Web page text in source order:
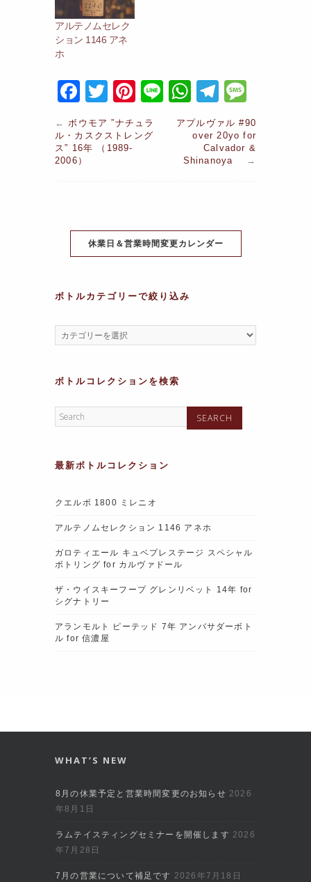
アルテノムセレク
ション 1146 アネ
ホ
F
a
c
e
o
k
T
w
itt
er
Pi
nt
er
Li
W
h
at
s
p
T
el
e
gr
e
s
s
←ボウモア ”ナチュラ
ル・カスクストレング
ス” 16年 （1989-
2006）
アプルヴァル #90
over 20yo for
Calvador &
Shinanoya
→
休業日＆営業時間変更カレンダー
ボトルカテゴリーで絞り込み
ボトルコレクションを検索
最新ボトルコレクション
クエルボ 1800 ミレニオ
アルテノムセレクション 1146 アネホ
ガロティエール キュベプレステージ スペシャル
ボトリング for カルヴァドール
ザ・ウイスキーフープ グレンリベット 14年 for
シグナトリー
アランモルト ピーテッド 7年 アンバサダーボト
ル for 信濃屋
WHAT’S NEW
8月の休業予定と営業時間変更のお知らせ 2026
年8月1日
ラムテイスティングセミナーを開催します 2026
年7月28日
7月の営業について補足です 2026年7月18日